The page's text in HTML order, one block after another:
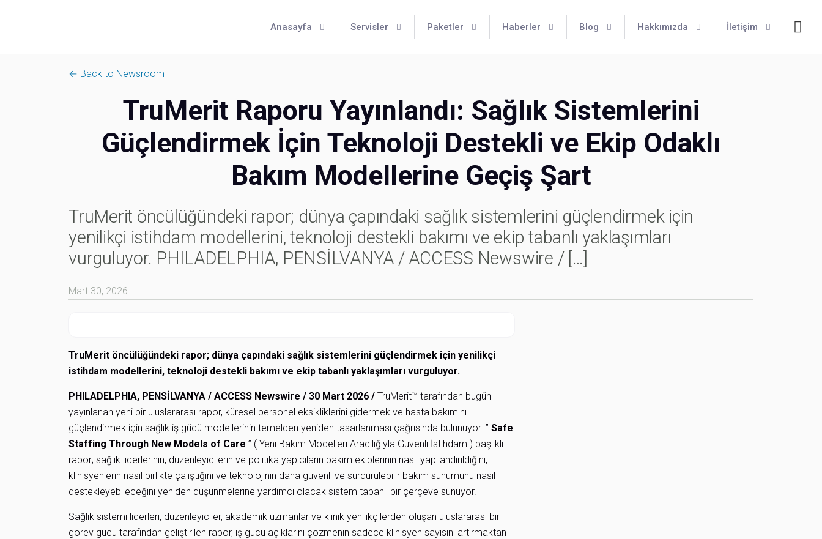
Anasayfa Servisler Paketler Haberler Blog Hakkımızda İletişim
← Back to Newsroom
TruMerit Raporu Yayınlandı: Sağlık Sistemlerini
Güçlendirmek İçin Teknoloji Destekli ve Ekip Odaklı
Bakım Modellerine Geçiş Şart
TruMerit öncülüğündeki rapor; dünya çapındaki sağlık sistemlerini güçlendirmek için
yenilikçi istihdam modellerini, teknoloji destekli bakımı ve ekip tabanlı yaklaşımları
vurguluyor. PHILADELPHIA, PENSİLVANYA / ACCESS Newswire /[…]
Mart 30, 2026
TruMerit öncülüğündeki rapor; dünya çapındaki sağlık sistemlerini güçlendirmek için yenilikçi
istihdam modellerini, teknoloji destekli bakımı ve ekip tabanlı yaklaşımları vurguluyor.
PHILADELPHIA, PENSİLVANYA / ACCESS Newswire / 30 Mart 2026 / TruMerit™ tarafından bugün
yayınlanan yeni bir uluslararası rapor, küresel personel eksikliklerini gidermek ve hasta bakımını
güçlendirmek için sağlık iş gücü modellerinin temelden yeniden tasarlanması çağrısında bulunuyor. ” Safe
Staffing Through New Models of Care ” ( Yeni Bakım Modelleri Aracılığıyla Güvenli İstihdam ) başlıklı
rapor; sağlık liderlerinin, düzenleyicilerin ve politika yapıcıların bakım ekiplerinin nasıl yapılandırıldığını,
klinisyenlerin nasıl birlikte çalıştığını ve teknolojinin daha güvenli ve sürdürülebilir bakım sunumunu nasıl
destekleyebileceğini yeniden düşünmelerine yardımcı olacak sistem tabanlı bir çerçeve sunuyor.
Sağlık sistemi liderleri, düzenleyiciler, akademik uzmanlar ve klinik yenilikçilerden oluşan uluslararası bir
görev gücü tarafından geliştirilen rapor, iş gücü açıklarını çözmenin sadece klinisyen sayısını artırmaktan